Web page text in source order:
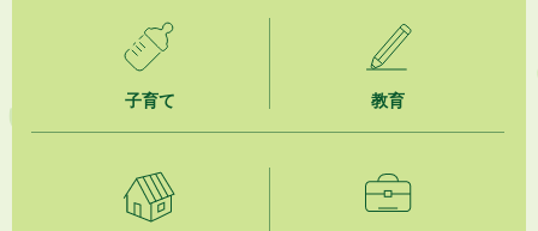
「水道カルテ」の公表について
企業版ふるさと納税（地方創生応援税制）のお願い
【参加者募集】プロ棋士から学ぼう！はじめての将棋教室
子育て 教育